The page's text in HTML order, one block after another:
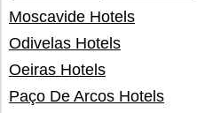
Moscavide Hotels
Odivelas Hotels
Oeiras Hotels
Paço De Arcos Hotels